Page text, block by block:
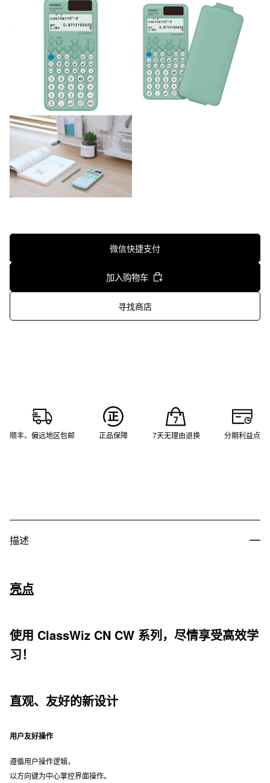
微信快捷支付
加入购物车
寻找商店
顺丰、偏远地区包邮 正品保障 7天无理由退换 分期利益点
描述
亮点
使用 ClassWiz CN CW 系列，尽情享受高效学
习！
直观、友好的新设计
用户友好操作
遵循用户操作逻辑，
以方向键为中心掌控界面操作。